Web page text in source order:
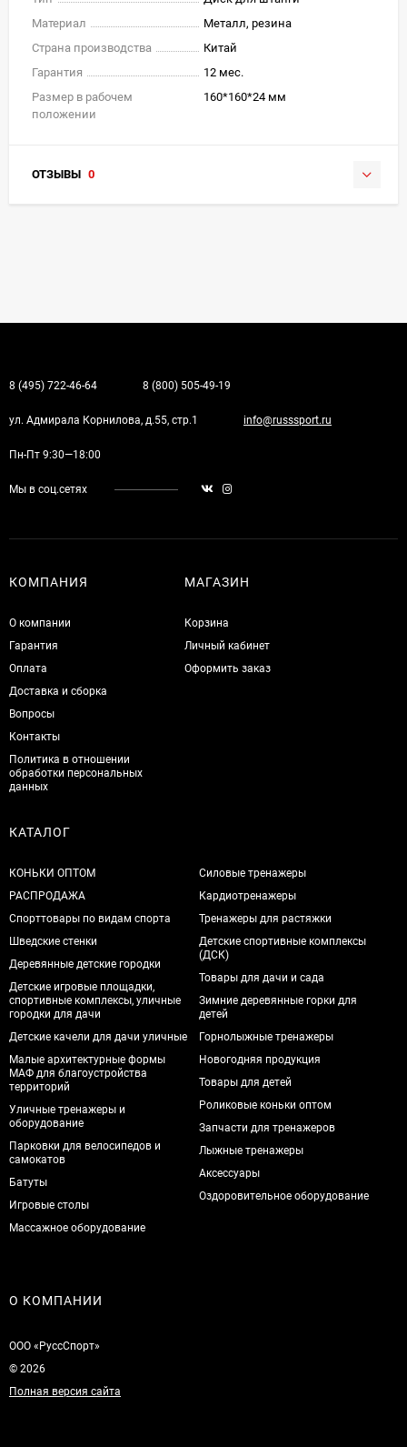
Материал
Металл, резина
Страна производства
Китай
Гарантия
12 мес.
Размер в рабочем
положении
160*160*24 мм
ОТЗЫВЫ 0
8 (495) 722-46-64 8 (800) 505-49-19
ул. Адмирала Корнилова, д.55, стр.1 info@russsport.ru
Пн-Пт 9:30—18:00
Мы в соц.сетях
КОМПАНИЯ
О компании
Гарантия
Оплата
Доставка и сборка
Вопросы
Контакты
Политика в отношении
обработки персональных
данных
МАГАЗИН
Корзина
Личный кабинет
Оформить заказ
КАТАЛОГ
КОНЬКИ ОПТОМ
РАСПРОДАЖА
Спорттовары по видам спорта
Шведские стенки
Деревянные детские городки
Детские игровые площадки,
спортивные комплексы, уличные
городки для дачи
Детские качели для дачи уличные
Малые архитектурные формы
МАФ для благоустройства
территорий
Уличные тренажеры и
оборудование
Парковки для велосипедов и
самокатов
Батуты
Игровые столы
Массажное оборудование
Силовые тренажеры
Кардиотренажеры
Тренажеры для растяжки
Детские спортивные комплексы
(ДСК)
Товары для дачи и сада
Зимние деревянные горки для
детей
Горнолыжные тренажеры
Новогодняя продукция
Товары для детей
Роликовые коньки оптом
Запчасти для тренажеров
Лыжные тренажеры
Аксессуары
Оздоровительное оборудование
О КОМПАНИИ
ООО «РуссСпорт»
© 2026
Полная версия сайта